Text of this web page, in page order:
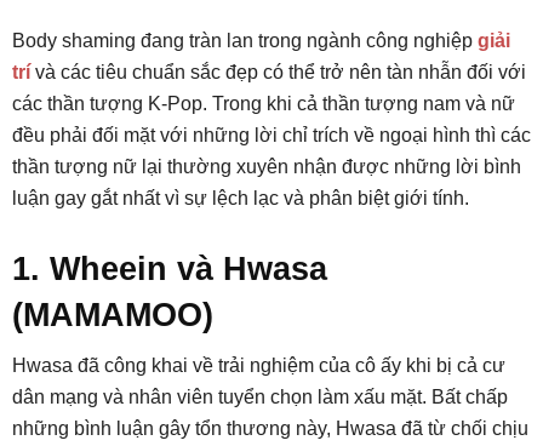
Body shaming đang tràn lan trong ngành công nghiệp giải
trí và các tiêu chuẩn sắc đẹp có thể trở nên tàn nhẫn đối với
các thần tượng K-Pop. Trong khi cả thần tượng nam và nữ
đều phải đối mặt với những lời chỉ trích về ngoại hình thì các
thần tượng nữ lại thường xuyên nhận được những lời bình
luận gay gắt nhất vì sự lệch lạc và phân biệt giới tính.
1. Wheein và Hwasa
(MAMAMOO)
Hwasa đã công khai về trải nghiệm của cô ấy khi bị cả cư
dân mạng và nhân viên tuyển chọn làm xấu mặt. Bất chấp
những bình luận gây tổn thương này, Hwasa đã từ chối chịu